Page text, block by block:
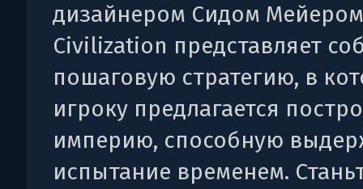
дизайнером Сидом
Civilization представляет
пошаговую стратегию, в
игроку предлагается
империю, способную
испытание временем.